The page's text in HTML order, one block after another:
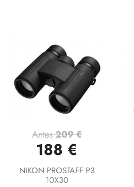
Antes209 €
188 €
NIKON PROSTAFF P3
10X30